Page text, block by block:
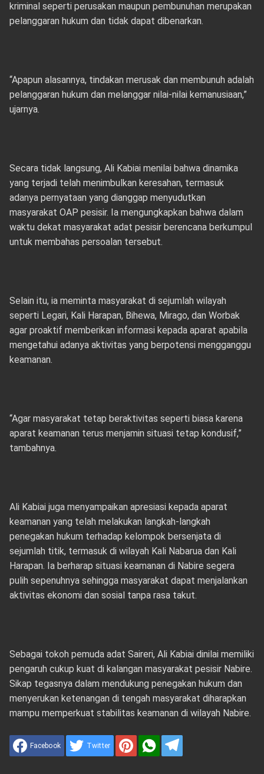
kriminal seperti perusakan maupun pembunuhan merupakan
pelanggaran hukum dan tidak dapat dibenarkan.
“Apapun alasannya, tindakan merusak dan membunuh adalah
pelanggaran hukum dan melanggar nilai-nilai kemanusiaan,”
ujarnya.
Secara tidak langsung, Ali Kabiai menilai bahwa dinamika
yang terjadi telah menimbulkan keresahan, termasuk
adanya pernyataan yang dianggap menyudutkan
masyarakat OAP pesisir. Ia mengungkapkan bahwa dalam
waktu dekat masyarakat adat pesisir berencana berkumpul
untuk membahas persoalan tersebut.
Selain itu, ia meminta masyarakat di sejumlah wilayah
seperti Legari, Kali Harapan, Bihewa, Mirago, dan Worbak
agar proaktif memberikan informasi kepada aparat apabila
mengetahui adanya aktivitas yang berpotensi mengganggu
keamanan.
“Agar masyarakat tetap beraktivitas seperti biasa karena
aparat keamanan terus menjamin situasi tetap kondusif,”
tambahnya.
Ali Kabiai juga menyampaikan apresiasi kepada aparat
keamanan yang telah melakukan langkah-langkah
penegakan hukum terhadap kelompok bersenjata di
sejumlah titik, termasuk di wilayah Kali Nabarua dan Kali
Harapan. Ia berharap situasi keamanan di Nabire segera
pulih sepenuhnya sehingga masyarakat dapat menjalankan
aktivitas ekonomi dan sosial tanpa rasa takut.
Sebagai tokoh pemuda adat Saireri, Ali Kabiai dinilai memiliki
pengaruh cukup kuat di kalangan masyarakat pesisir Nabire.
Sikap tegasnya dalam mendukung penegakan hukum dan
menyerukan ketenangan di tengah masyarakat diharapkan
mampu memperkuat stabilitas keamanan di wilayah Nabire.
Facebook Twitter